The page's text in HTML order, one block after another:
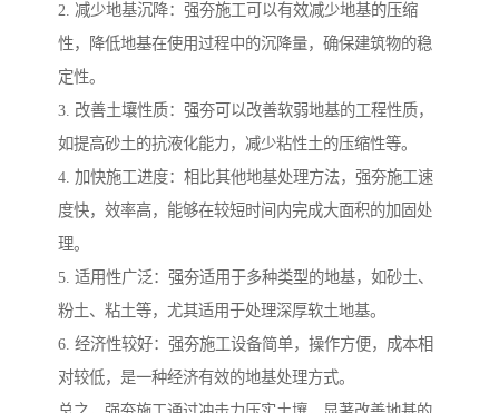
2. 减少地基沉降：强夯施工可以有效减少地基的压缩
性，降低地基在使用过程中的沉降量，确保建筑物的稳
定性。
3. 改善土壤性质：强夯可以改善软弱地基的工程性质，
如提高砂土的抗液化能力，减少粘性土的压缩性等。
4. 加快施工进度：相比其他地基处理方法，强夯施工速
度快，效率高，能够在较短时间内完成大面积的加固处
理。
5. 适用性广泛：强夯适用于多种类型的地基，如砂土、
粉土、粘土等，尤其适用于处理深厚软土地基。
6. 经济性较好：强夯施工设备简单，操作方便，成本相
对较低，是一种经济有效的地基处理方式。